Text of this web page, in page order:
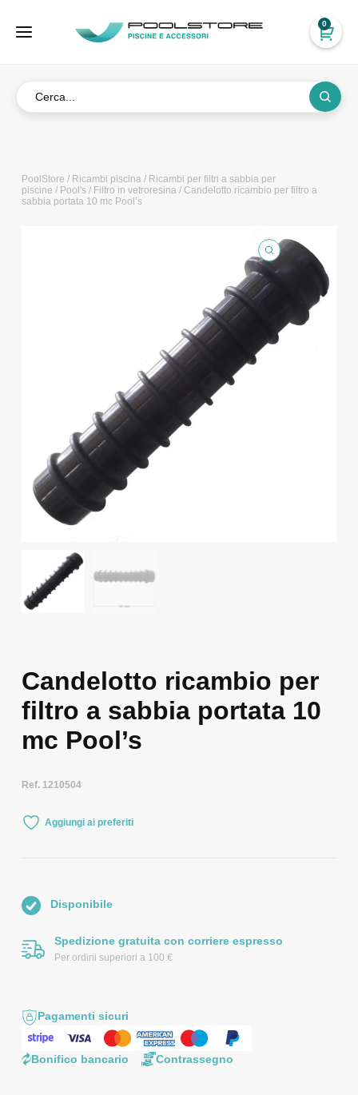
0
PoolStore / Ricambi piscina/ Ricambi per filtri a sabbia per
piscine / Pool's/ Filtro in vetroresina/ Candelotto ricambio per filtro a
sabbia portata 10 mc Pool’s
Candelotto ricambio per
filtro a sabbia portata 10
mc Pool’s
Ref. 1210504
Aggiungi ai preferiti
Disponibile
Spedizione gratuita con corriere espresso
Per ordini superiori a 100 €
Pagamenti sicuri
Bonifico bancario Contrassegno